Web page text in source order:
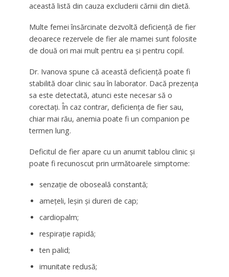
această listă din cauza excluderii cărnii din dietă.
Multe femei însărcinate dezvoltă deficiență de fier
deoarece rezervele de fier ale mamei sunt folosite
de două ori mai mult pentru ea și pentru copil.
Dr. Ivanova spune că această deficiență poate fi
stabilită doar clinic sau în laborator. Dacă prezența
sa este detectată, atunci este necesar să o
corectați. În caz contrar, deficiența de fier sau,
chiar mai rău, anemia poate fi un companion pe
termen lung.
Deficitul de fier apare cu un anumit tablou clinic și
poate fi recunoscut prin următoarele simptome:
senzație de oboseală constantă;
amețeli, leșin și dureri de cap;
cardiopalm;
respirație rapidă;
ten palid;
imunitate redusă;